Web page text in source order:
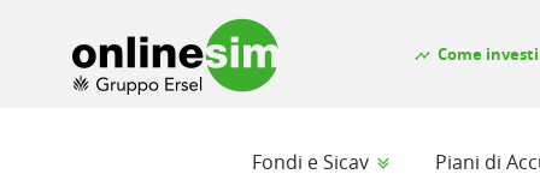
timeline Come
Fondi e Sicav Piani di